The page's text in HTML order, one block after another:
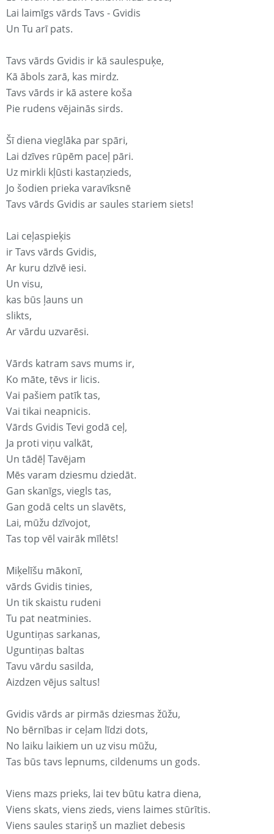
Lai laimīgs vārds Tavs - Gvidis
Un Tu arī pats.
Tavs vārds Gvidis ir kā saulespuķe,
Kā ābols zarā, kas mirdz.
Tavs vārds ir kā astere koša
Pie rudens vējainās sirds.
Šī diena vieglāka par spāri,
Lai dzīves rūpēm paceļ pāri.
Uz mirkli kļūsti kastaņzieds,
Jo šodien prieka varavīksnē
Tavs vārds Gvidis ar saules stariem siets!
Lai ceļaspieķis
ir Tavs vārds Gvidis,
Ar kuru dzīvē iesi.
Un visu,
kas būs ļauns un
slikts,
Ar vārdu uzvarēsi.
Vārds katram savs mums ir,
Ko māte, tēvs ir licis.
Vai pašiem patīk tas,
Vai tikai neapnicis.
Vārds Gvidis Tevi godā ceļ,
Ja proti viņu valkāt,
Un tādēļ Tavējam
Mēs varam dziesmu dziedāt.
Gan skanīgs, viegls tas,
Gan godā celts un slavēts,
Lai, mūžu dzīvojot,
Tas top vēl vairāk mīlēts!
Miķelīšu mākonī,
vārds Gvidis tinies,
Un tik skaistu rudeni
Tu pat neatminies.
Uguntiņas sarkanas,
Uguntiņas baltas
Tavu vārdu sasilda,
Aizdzen vējus saltus!
Gvidis vārds ar pirmās dziesmas žūžu,
No bērnības ir ceļam līdzi dots,
No laiku laikiem un uz visu mūžu,
Tas būs tavs lepnums, cildenums un gods.
Viens mazs prieks, lai tev būtu katra diena,
Viens skats, viens zieds, viens laimes stūrītis.
Viens saules stariņš un mazliet debesis